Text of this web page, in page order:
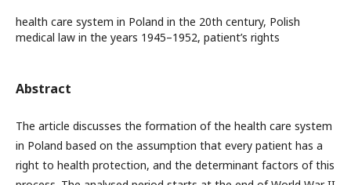
health care system in Poland in the 20th century, Polish
medical law in the years 1945–1952, patient’s rights
Abstract
The article discusses the formation of the health care system
in Poland based on the assumption that every patient has a
right to health protection, and the determinant factors of this